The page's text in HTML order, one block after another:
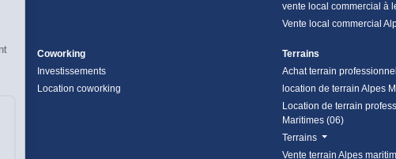
vente local commercial à
Vente local commercial
Coworking
Investissements
Location coworking
Terrains
Achat terrain professionnel
location de terrain Alpes
Location de terrain
Maritimes (06)
Terrains
Vente terrain Alpes